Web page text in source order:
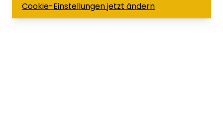
Cookie-Einstellungen jetzt ändern